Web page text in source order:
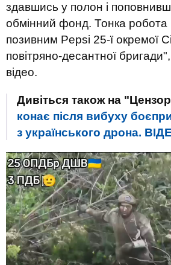
здавшись у полон і
обмінний фонд. Тонка робота
позивним Pepsi 25-ї окремої
повітряно-десантної
відео.
Дивіться також на
конає після вибуху
з українського дрона.